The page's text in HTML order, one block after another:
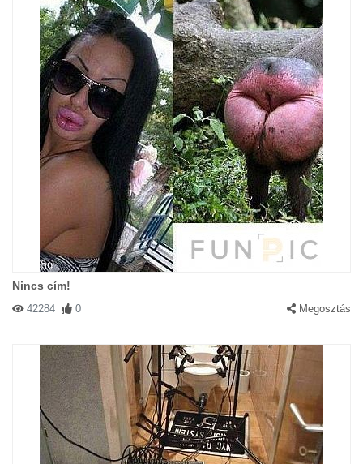
Nincs cím!
42284 0 Megosztás